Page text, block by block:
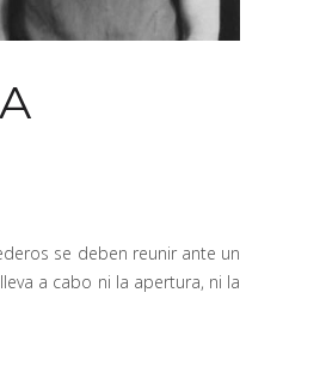
se deben reunir ante un
a cabo ni la apertura, ni la